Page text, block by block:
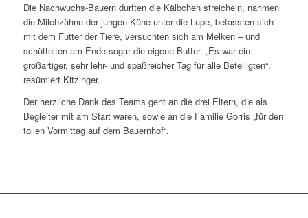
Die Nachwuchs-Bauern durften die Kälbchen streicheln, nahmen
die Milchzähne der jungen Kühe unter die Lupe, befassten sich
mit dem Futter der Tiere, versuchten sich am Melken – und
schüttelten am Ende sogar die eigene Butter. „Es war ein
großartiger, sehr lehr- und spaßreicher Tag für alle Beteiligten“,
resümiert Kitzinger.
Der herzliche Dank des Teams geht an die drei Eltern, die als
Begleiter mit am Start waren, sowie an die Familie Gorris „für den
tollen Vormittag auf dem Bauernhof“.